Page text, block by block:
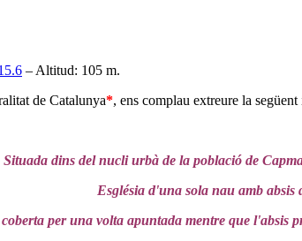
– Altitud: 105 m.
de Catalunya*, ens complau extreure la
Situada dins del nucli urbà de la població de
Església d'una sola nau amb
per una volta apuntada mentre que l'absis